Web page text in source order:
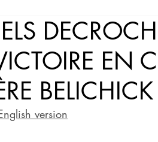
EN
BELICHICK
version